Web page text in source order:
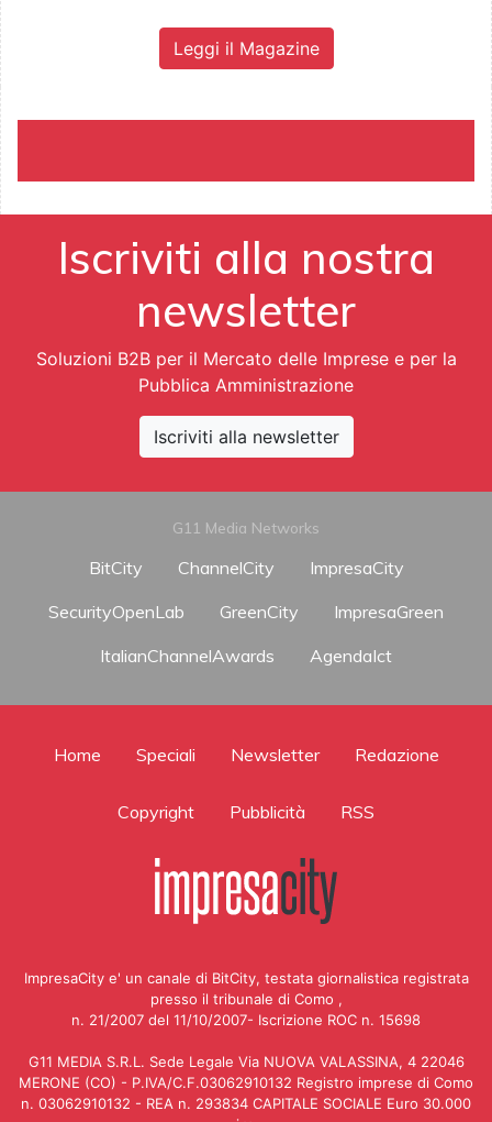
Leggi il Magazine
Iscriviti alla nostra
newsletter
Soluzioni B2B per il Mercato delle Imprese e per la
Pubblica Amministrazione
Iscriviti alla newsletter
G11 Media Networks
BitCity ChannelCity
ImpresaCity
SecurityOpenLab
GreenCity
ImpresaGreen
ItalianChannelAwards
AgendaIct
Home Speciali Newsletter Redazione
Copyright Pubblicità RSS
ImpresaCity e' un canale di BitCity, testata giornalistica registrata
presso il tribunale di Como ,
n. 21/2007 del 11/10/2007- Iscrizione ROC n. 15698
G11 MEDIA S.R.L. Sede Legale Via NUOVA VALASSINA, 4 22046
MERONE (CO) - P.IVA/C.F.03062910132 Registro imprese di Como
n. 03062910132 - REA n. 293834 CAPITALE SOCIALE Euro 30.000